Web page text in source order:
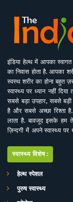
इंडिया हेल्थ में आपका
का निवास होता है. आपका
स्वस्थ शरीर का होना बहुत
स्वास्थ्य पर ध्यान नहीं
सबसे बड़ा उपहार, सबसे बड़ी
है और सबसे अच्छा रिश्ता
लाता है. बावजूद इसके हम
ज़िन्दगी में अपने स्वास्थ्य
सर्वे सन्तु निरामया की
प्लेटफाॅर्म की परिकल्पना की
चिकित्सकों की एक बेहतर
जागरूकता के ​मिशन के
स्वास्थ्य सूचना और
स्वास्थ्य विशेष:
हेल्थ स्पेशल
पुरुष स्वास्थ्य